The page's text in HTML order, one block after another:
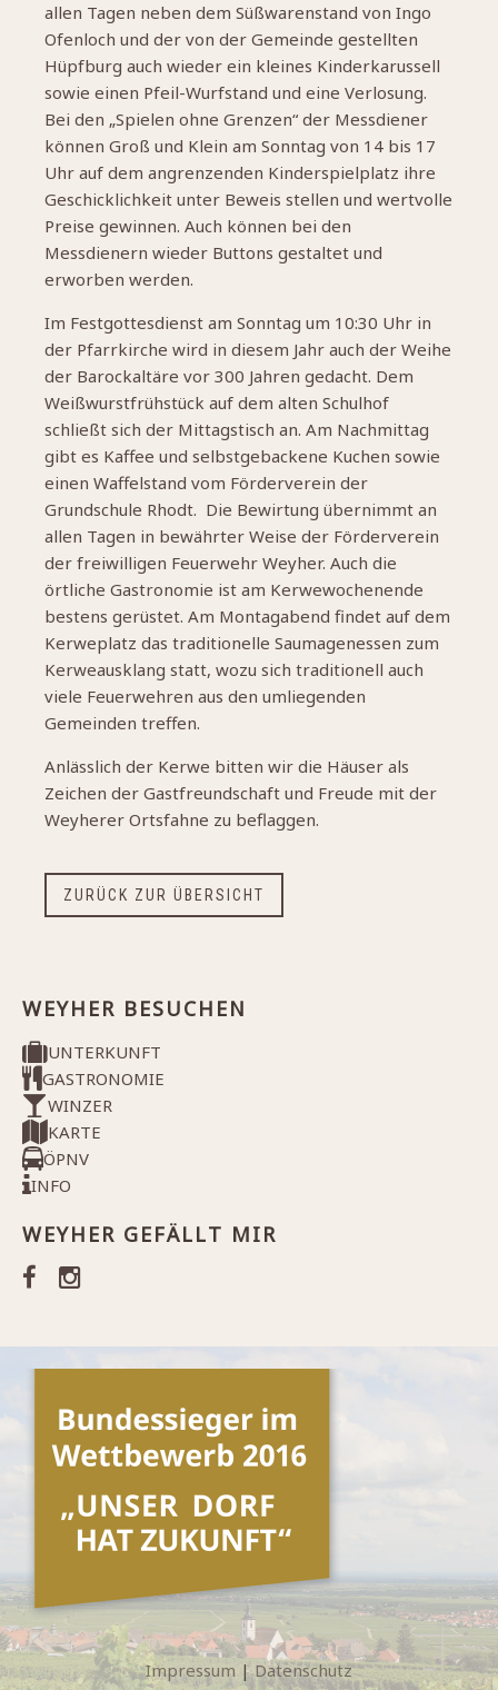
allen Tagen neben dem Süßwarenstand von Ingo
Ofenloch und der von der Gemeinde gestellten
Hüpfburg auch wieder ein kleines Kinderkarussell
sowie einen Pfeil-Wurfstand und eine Verlosung.
Bei den „Spielen ohne Grenzen“ der Messdiener
können Groß und Klein am Sonntag von 14 bis 17
Uhr auf dem angrenzenden Kinderspielplatz ihre
Geschicklichkeit unter Beweis stellen und wertvolle
Preise gewinnen. Auch können bei den
Messdienern wieder Buttons gestaltet und
erworben werden.
Im Festgottesdienst am Sonntag um 10:30 Uhr in
der Pfarrkirche wird in diesem Jahr auch der Weihe
der Barockaltäre vor 300 Jahren gedacht. Dem
Weißwurstfrühstück auf dem alten Schulhof
schließt sich der Mittagstisch an. Am Nachmittag
gibt es Kaffee und selbstgebackene Kuchen sowie
einen Waffelstand vom Förderverein der
Grundschule Rhodt. Die Bewirtung übernimmt an
allen Tagen in bewährter Weise der Förderverein
der freiwilligen Feuerwehr Weyher. Auch die
örtliche Gastronomie ist am Kerwewochenende
bestens gerüstet. Am Montagabend findet auf dem
Kerweplatz das traditionelle Saumagenessen zum
Kerweausklang statt, wozu sich traditionell auch
viele Feuerwehren aus den umliegenden
Gemeinden treffen.
Anlässlich der Kerwe bitten wir die Häuser als
Zeichen der Gastfreundschaft und Freude mit der
Weyherer Ortsfahne zu beflaggen.
ZURÜCK ZUR ÜBERSICHT
WEYHER BESUCHEN
UNTERKUNFT
GASTRONOMIE
WINZER
KARTE
ÖPNV
INFO
WEYHER GEFÄLLT MIR
Impressum |Datenschutz